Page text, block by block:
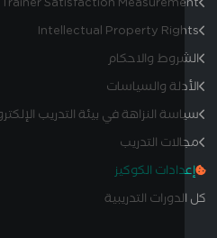
Intellectual Property
والاحكام
والسياسات
النزاهة في بيئة التدريب الإلكتروني
التدريب
الكوكيز
التدريبية